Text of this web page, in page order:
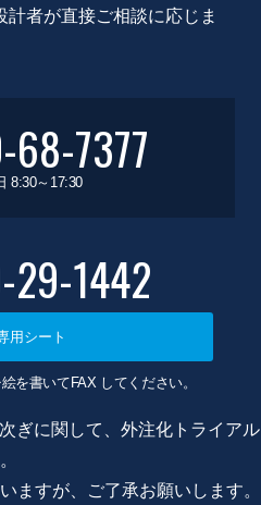
者が直接ご相談に応じま
68-7377
8:30～17:30
29-1442
用シート
を書いてFAX してください。
ぎに関して、外注化トライアル
ますが、ご了承お願いします。